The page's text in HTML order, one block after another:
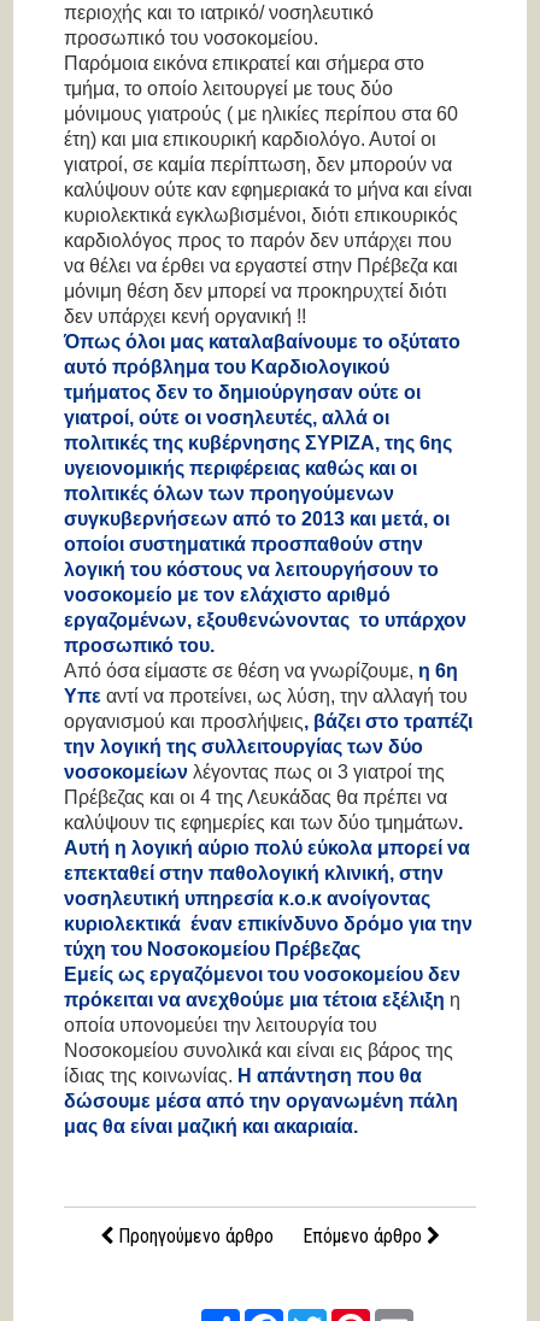
περιοχής και το ιατρικό/ νοσηλευτικό
προσωπικό του νοσοκομείου.
Παρόμοια εικόνα επικρατεί και σήμερα στο
τμήμα, το οποίο λειτουργεί με τους δύο
μόνιμους γιατρούς ( με ηλικίες περίπου στα 60
έτη) και μια επικουρική καρδιολόγο. Αυτοί οι
γιατροί, σε καμία περίπτωση, δεν μπορούν να
καλύψουν ούτε καν εφημεριακά το μήνα και είναι
κυριολεκτικά εγκλωβισμένοι, διότι επικουρικός
καρδιολόγος προς το παρόν δεν υπάρχει που
να θέλει να έρθει να εργαστεί στην Πρέβεζα και
μόνιμη θέση δεν μπορεί να προκηρυχτεί διότι
δεν υπάρχει κενή οργανική !!
Όπως όλοι μας καταλαβαίνουμε το οξύτατο
αυτό πρόβλημα του Καρδιολογικού
τμήματος δεν το δημιούργησαν ούτε οι
γιατροί, ούτε οι νοσηλευτές, αλλά οι
πολιτικές της κυβέρνησης ΣΥΡΙΖΑ, της 6ης
υγειονομικής περιφέρειας καθώς και οι
πολιτικές όλων των προηγούμενων
συγκυβερνήσεων από το 2013 και μετά, οι
οποίοι συστηματικά προσπαθούν στην
λογική του κόστους να λειτουργήσουν το
νοσοκομείο με τον ελάχιστο αριθμό
εργαζομένων, εξουθενώνοντας το υπάρχον
προσωπικό του.
Από όσα είμαστε σε θέση να γνωρίζουμε, η 6η
Υπε αντί να προτείνει, ως λύση, την αλλαγή του
οργανισμού και προσλήψεις, βάζει στο τραπέζι
την λογική της συλλειτουργίας των δύο
νοσοκομείων λέγοντας πως οι 3 γιατροί της
Πρέβεζας και οι 4 της Λευκάδας θα πρέπει να
καλύψουν τις εφημερίες και των δύο τμημάτων.
Αυτή η λογική αύριο πολύ εύκολα μπορεί να
επεκταθεί στην παθολογική κλινική, στην
νοσηλευτική υπηρεσία κ.ο.κ ανοίγοντας
κυριολεκτικά έναν επικίνδυνο δρόμο για την
τύχη του Νοσοκομείου Πρέβεζας
Εμείς ως εργαζόμενοι του νοσοκομείου δεν
πρόκειται να ανεχθούμε μια τέτοια εξέλιξη η
οποία υπονομεύει την λειτουργία του
Νοσοκομείου συνολικά και είναι εις βάρος της
ίδιας της κοινωνίας. Η απάντηση που θα
δώσουμε μέσα από την οργανωμένη πάλη
μας θα είναι μαζική και ακαριαία.
Προηγούμενο άρθρο Επόμενο άρθρο